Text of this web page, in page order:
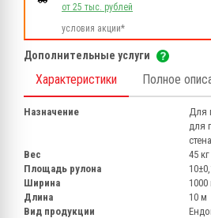
от 25 тыс. рублей
условия акции*
Дополнительные услуги
Характеристики Полное
Назначение
Для
для
Вес
45 кг
Площадь рулона
Ширина
Длина
10 м
Вид продукции